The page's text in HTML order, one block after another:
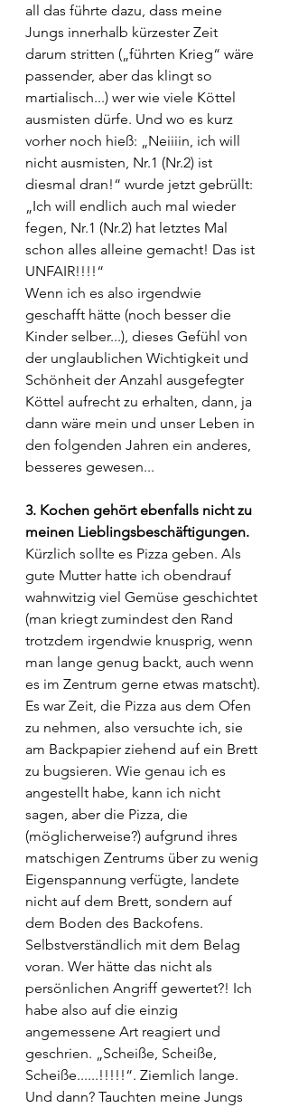
all das führte dazu, dass meine
Jungs innerhalb kürzester Zeit
darum stritten („führten Krieg“ wäre
passender, aber das klingt so
martialisch...) wer wie viele Köttel
ausmisten dürfe. Und wo es kurz
vorher noch hieß: „Neiiiin, ich will
nicht ausmisten, Nr.1 (Nr.2) ist
diesmal dran!“ wurde jetzt gebrüllt:
„Ich will endlich auch mal wieder
fegen, Nr.1 (Nr.2) hat letztes Mal
schon alles alleine gemacht! Das ist
UNFAIR!!!!“
Wenn ich es also irgendwie
geschafft hätte (noch besser die
Kinder selber...), dieses Gefühl von
der unglaublichen Wichtigkeit und
Schönheit der Anzahl ausgefegter
Köttel aufrecht zu erhalten, dann, ja
dann wäre mein und unser Leben in
den folgenden Jahren ein anderes,
besseres gewesen...
3. Kochen gehört ebenfalls nicht zu
meinen Lieblingsbeschäftigungen.
Kürzlich sollte es Pizza geben. Als
gute Mutter hatte ich obendrauf
wahnwitzig viel Gemüse geschichtet
(man kriegt zumindest den Rand
trotzdem irgendwie knusprig, wenn
man lange genug backt, auch wenn
es im Zentrum gerne etwas matscht).
Es war Zeit, die Pizza aus dem Ofen
zu nehmen, also versuchte ich, sie
am Backpapier ziehend auf ein Brett
zu bugsieren. Wie genau ich es
angestellt habe, kann ich nicht
sagen, aber die Pizza, die
(möglicherweise?) aufgrund ihres
matschigen Zentrums über zu wenig
Eigenspannung verfügte, landete
nicht auf dem Brett, sondern auf
dem Boden des Backofens.
Selbstverständlich mit dem Belag
voran. Wer hätte das nicht als
persönlichen Angriff gewertet?! Ich
habe also auf die einzig
angemessene Art reagiert und
geschrien. „Scheiße, Scheiße,
Scheiße......!!!!!“. Ziemlich lange.
Und dann? Tauchten meine Jungs